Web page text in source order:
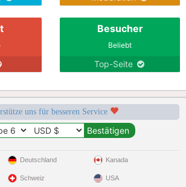
Besucher
Beliebt
Top-Seite
uns für besseren Service
Deutschland
Schweiz
Kanada
USA